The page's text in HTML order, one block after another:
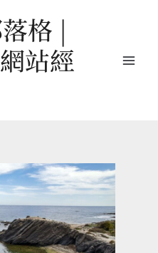
格 |
站經